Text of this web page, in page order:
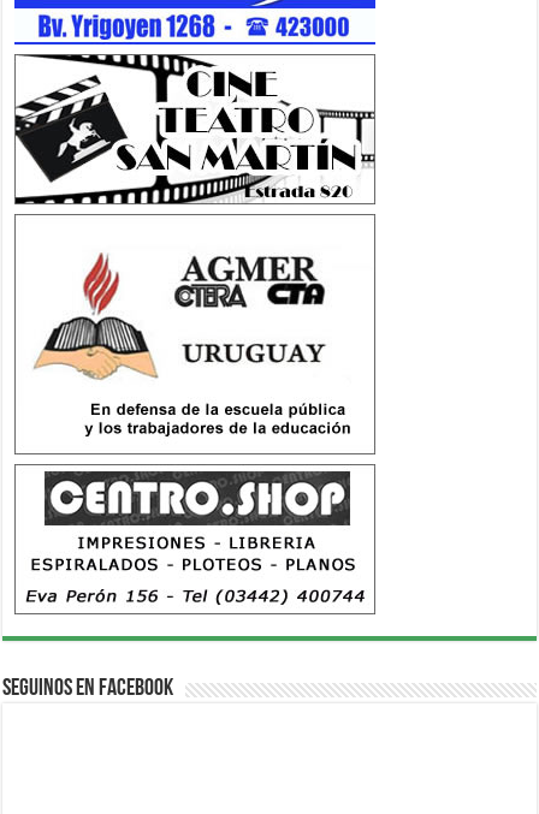
Seguinos en Facebook